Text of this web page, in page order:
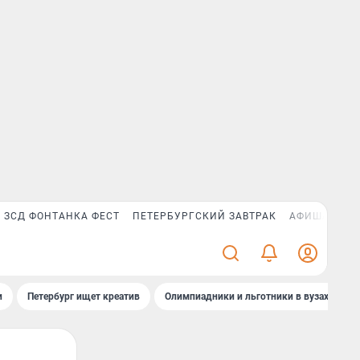
ЗСД ФОНТАНКА ФЕСТ ПЕТЕРБУРГСКИЙ ЗАВТРАК АФИША PLUS
Петербург ищет креатив Олимпиадники и льготники в вузах СПб